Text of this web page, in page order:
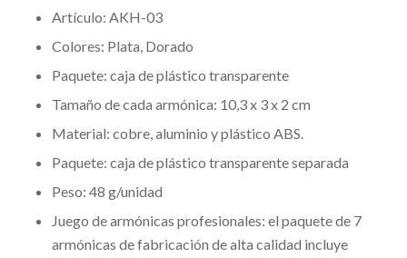
Artículo: AKH-03
Colores: Plata, Dorado
Paquete: caja de plástico transparente
Tamaño de cada armónica: 10,3 x 3 x 2 cm
Material: cobre, aluminio y plástico ABS.
Paquete: caja de plástico transparente separada
Peso: 48 g/unidad
Juego de armónicas profesionales: el paquete de 7
armónicas de fabricación de alta calidad incluye